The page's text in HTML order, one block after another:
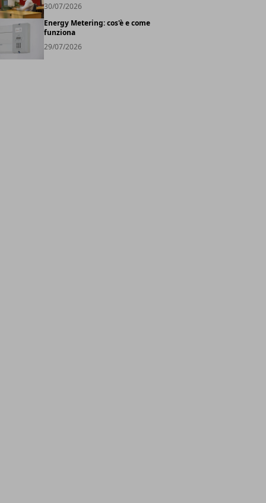
30/07/2026
Energy Metering: cos'è e come
funziona
29/07/2026